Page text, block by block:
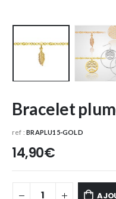
Bracelet
ref :BRAPLU15-GOLD
14,90€